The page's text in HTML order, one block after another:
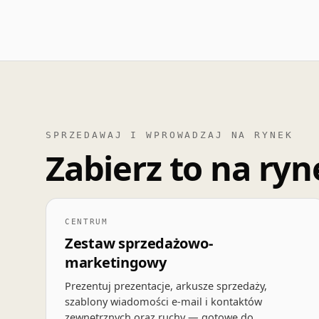
SPRZEDAWAJ I WPROWADZAJ NA RYNEK
Zabierz to na
CENTRUM
Zestaw sprzedażowo-
marketingowy
Prezentuj prezentacje, arkusze sprzedaży,
szablony wiadomości e-mail i kontaktów